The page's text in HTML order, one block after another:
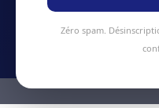
Zéro spam.